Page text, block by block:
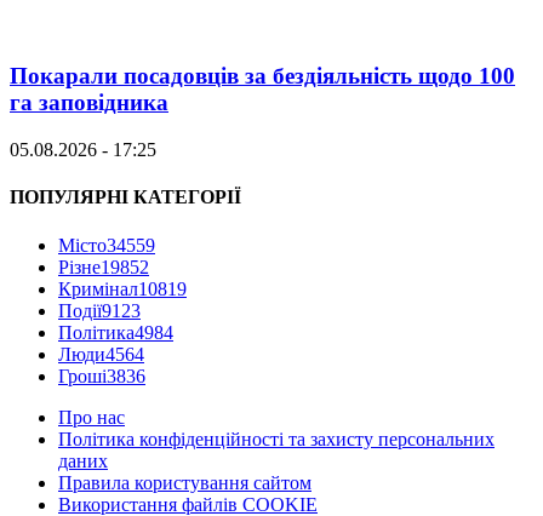
Покарали посадовців за бездіяльність щодо 100
га заповідника
05.08.2026 - 17:25
ПОПУЛЯРНІ КАТЕГОРІЇ
Місто34559
Різне19852
Кримінал10819
Події9123
Політика4984
Люди4564
Гроші3836
Про нас
Політика конфіденційності та захисту персональних
даних
Правила користування сайтом
Використання файлів COOKIE